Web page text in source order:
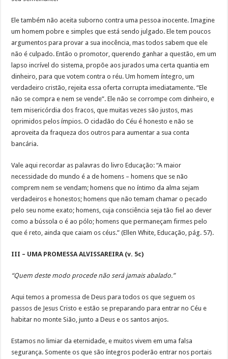
Ele também não aceita suborno contra uma pessoa inocente. Imagine
um homem pobre e simples que está sendo julgado. Ele tem poucos
argumentos para provar a sua inocência, mas todos sabem que ele
não é culpado. Então o promotor, querendo ganhar a questão, em um
lapso incrível do sistema, propõe aos jurados uma certa quantia em
dinheiro, para que votem contra o réu. Um homem íntegro, um
verdadeiro cristão, rejeita essa oferta corrupta imediatamente. “Ele
não se compra e nem se vende”. Ele não se corrompe com dinheiro, e
tem misericórdia dos fracos, que muitas vezes são justos, mas
oprimidos pelos ímpios. O cidadão do Céu é honesto e não se
aproveita da fraqueza dos outros para aumentar a sua conta
bancária.
Vale aqui recordar as palavras do livro Educação: “A maior
necessidade do mundo é a de homens – homens que se não
comprem nem se vendam; homens que no íntimo da alma sejam
verdadeiros e honestos; homens que não temam chamar o pecado
pelo seu nome exato; homens, cuja consciência seja tão fiel ao dever
como a bússola o é ao pólo; homens que permaneçam firmes pelo
que é reto, ainda que caiam os céus.” (Ellen White, Educação, pág. 57).
III – UMA PROMESSA ALVISSAREIRA (v. 5c)
“Quem deste modo procede não será jamais abalado.”
Aqui temos a promessa de Deus para todos os que seguem os
passos de Jesus Cristo e estão se preparando para entrar no Céu e
habitar no monte Sião, junto a Deus e os santos anjos.
Estamos no limiar da eternidade, e muitos vivem em uma falsa
segurança. Somente os que são íntegros poderão entrar nos portais